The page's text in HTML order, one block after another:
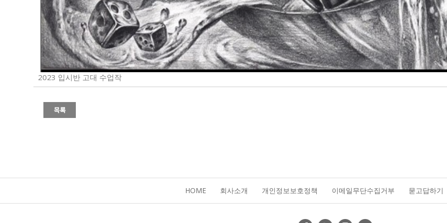
2023 입시반 고대 수업작
HOME 회사소개 개인정보보호정책 이메일무단수집거부 묻고답하기